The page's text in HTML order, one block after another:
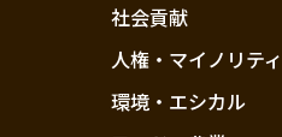
社会貢献
人権・マイノリティ
環境・エシカル